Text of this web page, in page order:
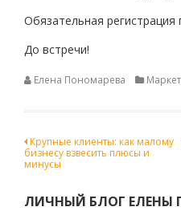
Обязательная регистрация
До встречи!
Елена Пономарева
Навигация
по
записям
Крупные клиенты: как малому
бизнесу взвесить плюсы и
минусы
ЛИЧНЫЙ БЛОГ ЕЛЕНЫ